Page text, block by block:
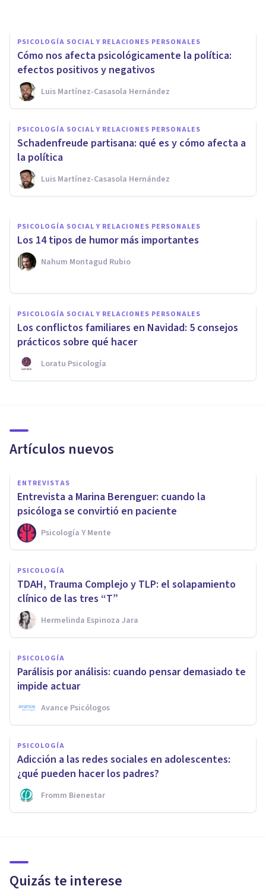
PSICOLOGÍA SOCIAL Y RELACIONES PERSONALES
Cómo nos afecta psicológicamente la política:
efectos positivos y negativos
Luis Martínez-Casasola Hernández
PSICOLOGÍA SOCIAL Y RELACIONES PERSONALES
Schadenfreude partisana: qué es y cómo afecta a
la política
Luis Martínez-Casasola Hernández
PSICOLOGÍA SOCIAL Y RELACIONES PERSONALES
El papel de las TIC en nuestra
sociedad actual: ¿cómo usarlas
bien?
Psicotools
PSICOLOGÍA SOCIAL Y RELACIONES PERSONALES
Los 14 tipos de humor más importantes
Nahum Montagud Rubio
PSICOLOGÍA SOCIAL Y RELACIONES PERSONALES
Los conflictos familiares en Navidad: 5 consejos
prácticos sobre qué hacer
Loratu Psicología
Artículos nuevos
ENTREVISTAS
Entrevista a Marina Berenguer: cuando la
psicóloga se convirtió en paciente
Psicología Y Mente
PSICOLOGÍA
TDAH, Trauma Complejo y TLP: el solapamiento
clínico de las tres “T”
Hermelinda Espinoza Jara
PSICOLOGÍA
Parálisis por análisis: cuando pensar demasiado te
impide actuar
Avance Psicólogos
PSICOLOGÍA
Adicción a las redes sociales en adolescentes:
¿qué pueden hacer los padres?
Fromm Bienestar
Quizás te interese